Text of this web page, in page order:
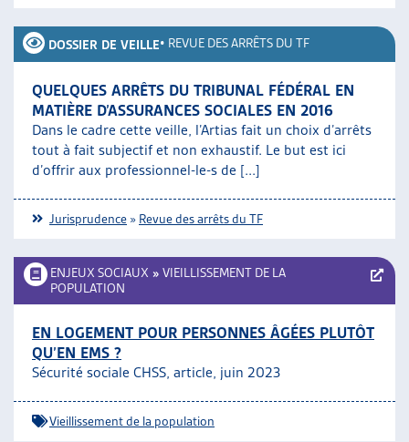
DOSSIER DE VEILLE• REVUE DES ARRÊTS DU TF
QUELQUES ARRÊTS DU TRIBUNAL FÉDÉRAL EN
MATIÈRE D’ASSURANCES SOCIALES EN 2016
Dans le cadre cette veille, l’Artias fait un choix d’arrêts
tout à fait subjectif et non exhaustif. Le but est ici
d’offrir aux professionnel-le-s de [...]
Jurisprudence » Revue des arrêts du TF
ENJEUX SOCIAUX » VIEILLISSEMENT DE LA
POPULATION
EN LOGEMENT POUR PERSONNES ÂGÉES PLUTÔT
QU’EN EMS ?
Sécurité sociale CHSS, article, juin 2023
Vieillissement de la population